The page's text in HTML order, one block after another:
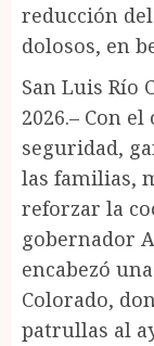
reducción
dolosos, en
San Luis Río
2026.– Con
seguridad,
las familias,
reforzar la
gobernador
encabezó
Colorado,
patrullas al